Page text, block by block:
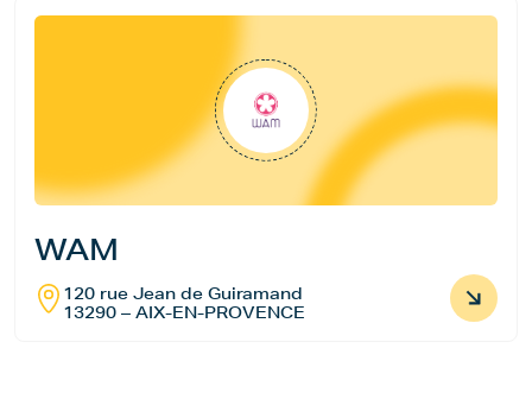
WAM
120 rue Jean de Guiramand
13290 – AIX-EN-PROVENCE